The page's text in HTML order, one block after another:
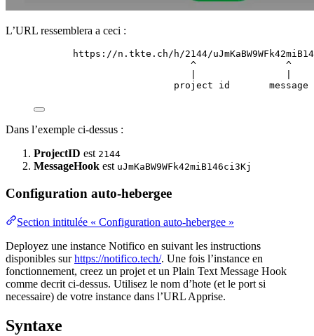
L’URL ressemblera a ceci :
https://n.tkte.ch/h/2144/
^                ^
project id       message
Dans l’exemple ci-dessus :
ProjectID est 2144
MessageHook est uJmKaBW9WFk42miB146ci3Kj
Configuration auto-hebergee
Section intitulée « Configuration auto-hebergee »
Deployez une instance Notifico en suivant les instructions
disponibles surhttps://notifico.tech/. Une fois l’instance en
fonctionnement, creez un projet et un Plain Text Message Hook
comme decrit ci-dessus. Utilisez le nom d’hote (et le port si
necessaire) de votre instance dans l’URL Apprise.
Syntaxe